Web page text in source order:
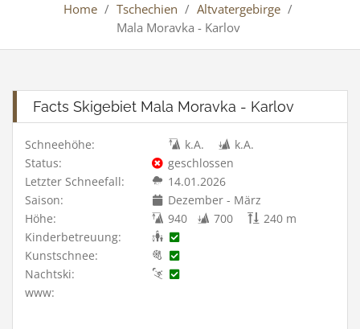
Home / Tschechien / Altvatergebirge /
Mala Moravka - Karlov
Facts Skigebiet Mala Moravka - Karlov
Schneehöhe: k.A.
k.A.
Status:
geschlossen
Letzter Schneefall:
14.01.2026
Saison:
Dezember - März
Höhe:
940 700
240 m
Kinderbetreuung:
Kunstschnee:
Nachtski:
www: